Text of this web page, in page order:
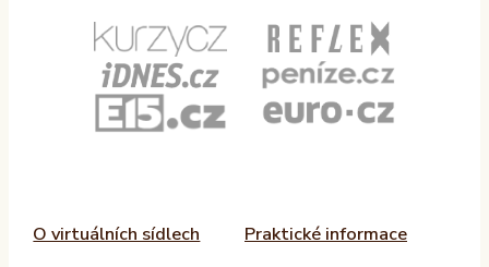
O virtuálních sídlech
Praktické informace